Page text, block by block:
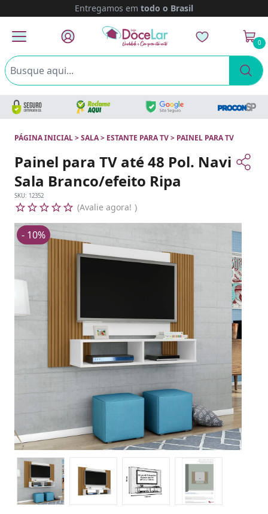
Entregamos em todo o Brasil
0
PÁGINA INICIAL>SALA> ESTANTE PARA TV> PAINEL PARA TV
Painel para TV até 48 Pol. Navi
Sala Branco/efeito Ripa
SKU: 12352
Avalie agora!
- 10%